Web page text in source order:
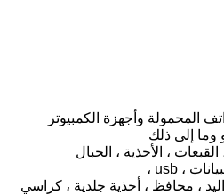
المحمولة وأجهزة الكمبيوتر
وما إلى ذلك
، محافظ ، أحذية جلدية ، كراسي